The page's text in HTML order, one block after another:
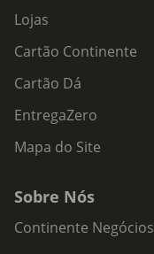
Lojas
Cartão Continente
Cartão Dá
EntregaZero
Mapa do Site
Sobre Nós
Continente Negócios